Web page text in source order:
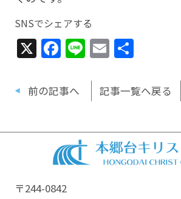
SNSでシェアする
X Facebook
LineEmail
共
前の記事へ 記事一覧へ戻る
〒244-0842